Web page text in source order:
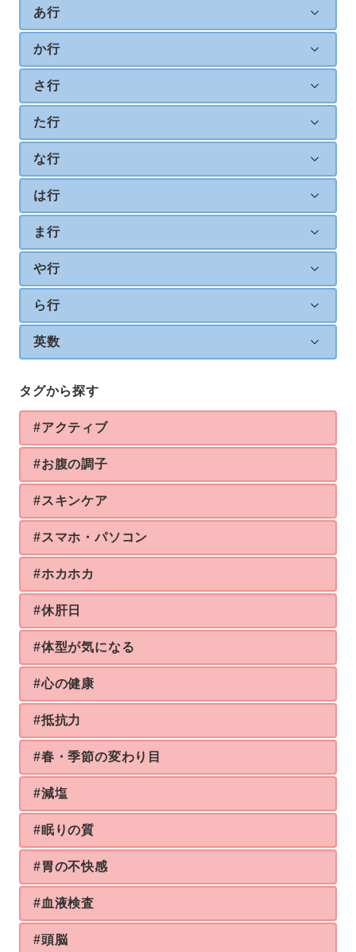
あ行
か行
さ行
た行
な行
は行
ま行
や行
ら行
英数
タグから探す
#アクティブ
#お腹の調子
#スキンケア
#スマホ・パソコン
#ホカホカ
#休肝日
#体型が気になる
#心の健康
#抵抗力
#春・季節の変わり目
#減塩
#眠りの質
#胃の不快感
#血液検査
#頭脳